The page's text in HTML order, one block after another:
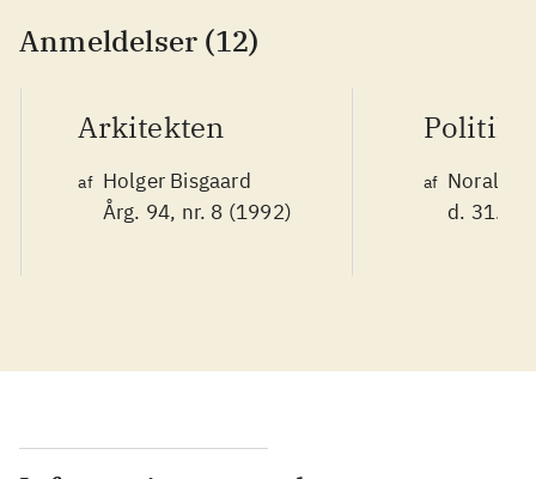
Anmeldelser (12)
Arkitekten
af Holger Bisgaard
Årg. 94, nr. 8 (1992)
af Noralv
d. 31.